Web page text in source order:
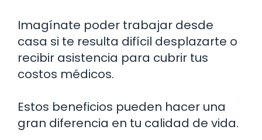
Imagínate poder trabajar desde
casa si te resulta difícil desplazarte o
recibir asistencia para cubrir tus
costos médicos.
Estos beneficios pueden hacer una
gran diferencia en tu calidad de vida.